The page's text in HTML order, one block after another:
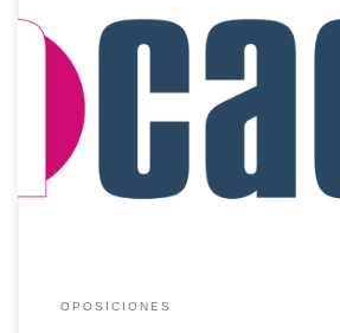
Hacemos fácil lo que te parece difícil Centro
ubicado en CáceresNuestras clases son
especializados en cada una de sus áreas,
docente. Algunos de nuestros profesores
ejercicio cuya experiencia como opositores
de la Administración es de un […]
OPOSICIONES